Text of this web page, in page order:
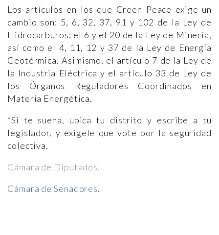
Los artículos en los que Green Peace exige un
cambio son: 5, 6, 32, 37, 91 y 102 de la Ley de
Hidrocarburos; el 6 y el 20 de la Ley de Minería,
así como el 4, 11, 12 y 37 de la Ley de Energía
Geotérmica. Asimismo, el artículo 7 de la Ley de
la Industria Eléctrica y el artículo 33 de Ley de
los Órganos Reguladores Coordinados en
Materia Energética.
*Si te suena, ubica tu distrito y escribe a tu
legislador, y exígele que vote por la seguridad
colectiva.
Cámara de Diputados.
Cámara de Senadores.